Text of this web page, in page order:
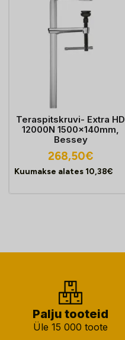
Teraspitskruvi- Extra HD
12000N 1500x140mm,
Bessey
268,50€
Kuumakse alates 10,38€
Palju tooteid
Üle 15 000 toote